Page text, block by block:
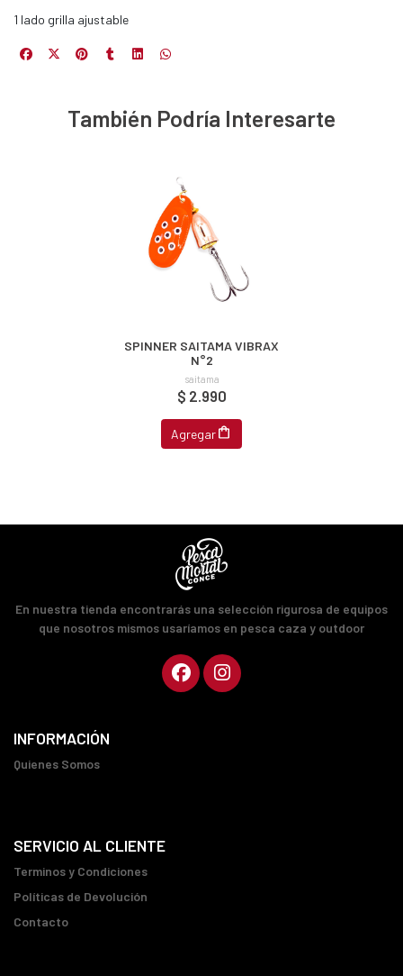
1 lado grilla ajustable
También Podría Interesarte
SPINNER SAITAMA VIBRAX
N°2
saitama
$ 2.990
Agregar
En nuestra tienda encontrarás una selección rigurosa de equipos
que nosotros mismos usaríamos en pesca caza y outdoor
INFORMACIÓN
Quienes Somos
SERVICIO AL CLIENTE
Terminos y Condiciones
Políticas de Devolución
Contacto